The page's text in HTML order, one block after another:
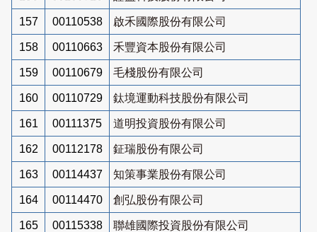
157 00110538 啟禾國際股份有限公司
158 00110663 禾豐資本股份有限公司
159 00110679 毛棧股份有限公司
160 00110729 鈦境運動科技股份有限公司
161 00111375 道明投資股份有限公司
162 00112178 鉦瑞股份有限公司
163 00114437 知策事業股份有限公司
164 00114470 創弘股份有限公司
165 00115338 聯雄國際投資股份有限公司